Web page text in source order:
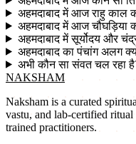
अहमदाबाद में आज राहु काल
अहमदाबाद में आज चौघड़िया
अहमदाबाद में सूर्योदय और
अहमदाबाद का पंचांग अलग
अभी कौन सा संवत चल रहा
NAKSHAM
Naksham is a curated
vastu, and lab-certified
trained practitioners.